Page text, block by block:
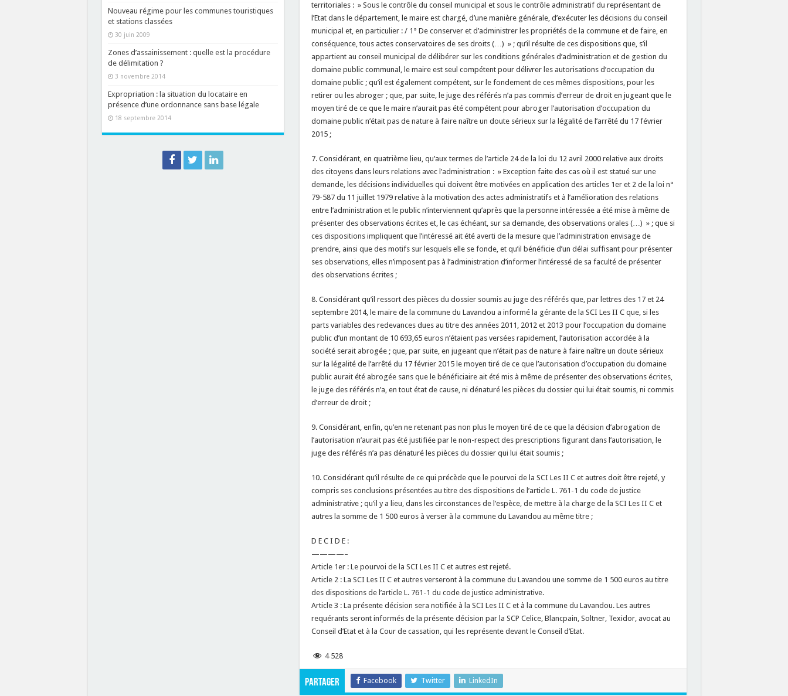
territoriales : » Sous le contrôle du conseil municipal et sous le contrôle administratif du représentant de
l’Etat dans le département, le maire est chargé, d’une manière générale, d’exécuter les décisions du conseil
municipal et, en particulier : / 1° De conserver et d’administrer les propriétés de la commune et de faire, en
conséquence, tous actes conservatoires de ses droits (…) » ; qu’il résulte de ces dispositions que, s’il
appartient au conseil municipal de délibérer sur les conditions générales d’administration et de gestion du
domaine public communal, le maire est seul compétent pour délivrer les autorisations d’occupation du
domaine public ; qu’il est également compétent, sur le fondement de ces mêmes dispositions, pour les
retirer ou les abroger ; que, par suite, le juge des référés n’a pas commis d’erreur de droit en jugeant que le
moyen tiré de ce que le maire n’aurait pas été compétent pour abroger l’autorisation d’occupation du
domaine public n’était pas de nature à faire naître un doute sérieux sur la légalité de l’arrêté du 17 février
2015 ;
7. Considérant, en quatrième lieu, qu’aux termes de l’article 24 de la loi du 12 avril 2000 relative aux droits
des citoyens dans leurs relations avec l’administration : » Exception faite des cas où il est statué sur une
demande, les décisions individuelles qui doivent être motivées en application des articles 1er et 2 de la loi n°
79-587 du 11 juillet 1979 relative à la motivation des actes administratifs et à l’amélioration des relations
entre l’administration et le public n’interviennent qu’après que la personne intéressée a été mise à même de
présenter des observations écrites et, le cas échéant, sur sa demande, des observations orales (…) » ; que si
ces dispositions impliquent que l’intéressé ait été averti de la mesure que l’administration envisage de
prendre, ainsi que des motifs sur lesquels elle se fonde, et qu’il bénéficie d’un délai suffisant pour présenter
ses observations, elles n’imposent pas à l’administration d’informer l’intéressé de sa faculté de présenter
des observations écrites ;
8. Considérant qu’il ressort des pièces du dossier soumis au juge des référés que, par lettres des 17 et 24
septembre 2014, le maire de la commune du Lavandou a informé la gérante de la SCI Les II C que, si les
parts variables des redevances dues au titre des années 2011, 2012 et 2013 pour l’occupation du domaine
public d’un montant de 10 693,65 euros n’étaient pas versées rapidement, l’autorisation accordée à la
société serait abrogée ; que, par suite, en jugeant que n’était pas de nature à faire naître un doute sérieux
sur la légalité de l’arrêté du 17 février 2015 le moyen tiré de ce que l’autorisation d’occupation du domaine
public aurait été abrogée sans que le bénéficiaire ait été mis à même de présenter des observations écrites,
le juge des référés n’a, en tout état de cause, ni dénaturé les pièces du dossier qui lui était soumis, ni commis
d’erreur de droit ;
9. Considérant, enfin, qu’en ne retenant pas non plus le moyen tiré de ce que la décision d’abrogation de
l’autorisation n’aurait pas été justifiée par le non-respect des prescriptions figurant dans l’autorisation, le
juge des référés n’a pas dénaturé les pièces du dossier qui lui était soumis ;
10. Considérant qu’il résulte de ce qui précède que le pourvoi de la SCI Les II C et autres doit être rejeté, y
compris ses conclusions présentées au titre des dispositions de l’article L. 761-1 du code de justice
administrative ; qu’il y a lieu, dans les circonstances de l’espèce, de mettre à la charge de la SCI Les II C et
autres la somme de 1 500 euros à verser à la commune du Lavandou au même titre ;
D E C I D E :
————–
Article 1er : Le pourvoi de la SCI Les II C et autres est rejeté.
Article 2 : La SCI Les II C et autres verseront à la commune du Lavandou une somme de 1 500 euros au titre
des dispositions de l’article L. 761-1 du code de justice administrative.
Article 3 : La présente décision sera notifiée à la SCI Les II C et à la commune du Lavandou. Les autres
requérants seront informés de la présente décision par la SCP Celice, Blancpain, Soltner, Texidor, avocat au
Conseil d’Etat et à la Cour de cassation, qui les représente devant le Conseil d’Etat.
4 528
Partager Facebook Twitter LinkedIn
Nouveau régime pour les communes touristiques
et stations classées
30 juin 2009
Zones d’assainissement : quelle est la procédure
de délimitation ?
3 novembre 2014
Expropriation : la situation du locataire en
présence d’une ordonnance sans base légale
18 septembre 2014